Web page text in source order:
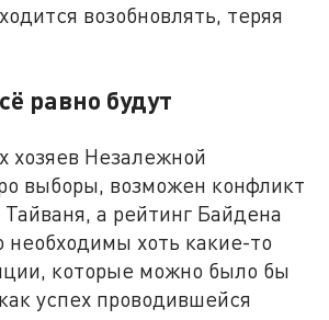
возобновлять, теряя
равно будут
хозяев Незалежной
выборы, возможен конфликт
а рейтинг Байдена
необходимы хоть какие-то
которые можно было бы
успех проводившейся